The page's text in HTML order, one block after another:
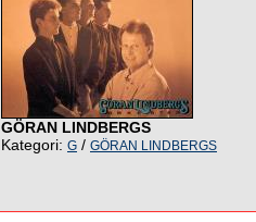
GÖRAN LINDBERGS
Kategori: G / GÖRAN LINDBERGS